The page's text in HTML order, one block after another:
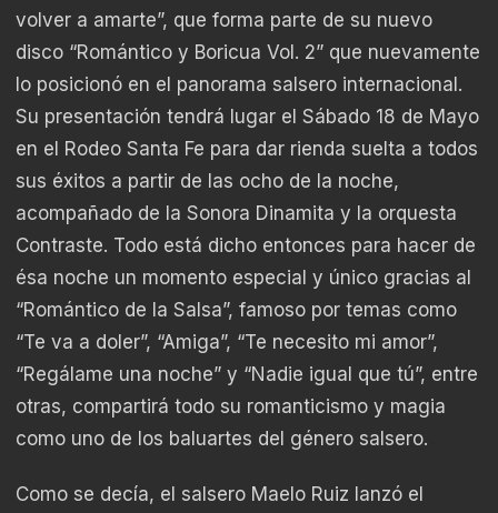
volver a amarte”, que forma parte de su nuevo
disco “Romántico y Boricua Vol. 2” que nuevamente
lo posicionó en el panorama salsero internacional.
Su presentación tendrá lugar el Sábado 18 de Mayo
en el Rodeo Santa Fe para dar rienda suelta a todos
sus éxitos a partir de las ocho de la noche,
acompañado de la Sonora Dinamita y la orquesta
Contraste. Todo está dicho entonces para hacer de
ésa noche un momento especial y único gracias al
“Romántico de la Salsa”, famoso por temas como
“Te va a doler”, “Amiga”, “Te necesito mi amor”,
“Regálame una noche” y “Nadie igual que tú”, entre
otras, compartirá todo su romanticismo y magia
como uno de los baluartes del género salsero.
Como se decía, el salsero Maelo Ruiz lanzó el